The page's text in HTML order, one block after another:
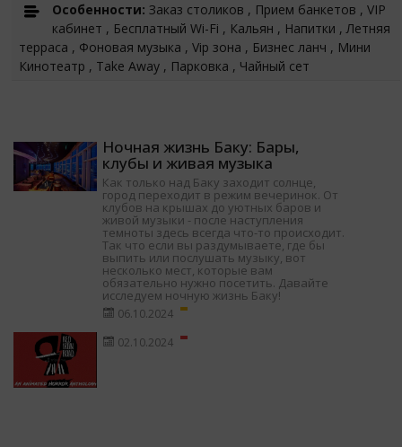
Особенности: Заказ столиков , Прием банкетов , VIP
кабинет , Бесплатный Wi-Fi , Кальян , Напитки , Летняя
терраса , Фоновая музыка , Vip зона , Бизнес ланч , Мини
Кинотеатр , Take Away , Парковка , Чайный сет
Ночная жизнь Баку: Бары,
клубы и живая музыка
Как только над Баку заходит солнце,
город переходит в режим вечеринок. От
клубов на крышах до уютных баров и
живой музыки - после наступления
темноты здесь всегда что-то происходит.
Так что если вы раздумываете, где бы
выпить или послушать музыку, вот
несколько мест, которые вам
обязательно нужно посетить. Давайте
исследуем ночную жизнь Баку!
06.10.2024
02.10.2024